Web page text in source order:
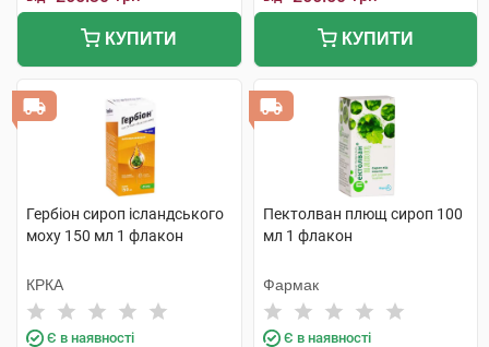
КУПИТИ КУПИТИ
Гербіон сироп ісландського
моху 150 мл 1 флакон
КРКА
Є в наявності
Пектолван плющ сироп 100
мл 1 флакон
Фармак
Є в наявності